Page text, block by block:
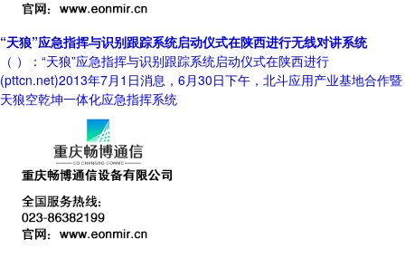
“天狼”应急指挥与识别跟踪系统启动仪式在陕西进行无线对讲系统
（ ）：“天狼”应急指挥与识别跟踪系统启动仪式在陕西进行
(pttcn.net)2013年7月1日消息，6月30日下午，北斗应用产业基地合作暨
天狼空乾坤一体化应急指挥系统